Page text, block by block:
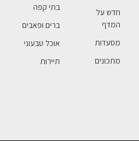
חדש על
המדף
מסעדות
מתכונים
בתי קפה
ברים ופאבים
אוכל טבעוני
תיירות